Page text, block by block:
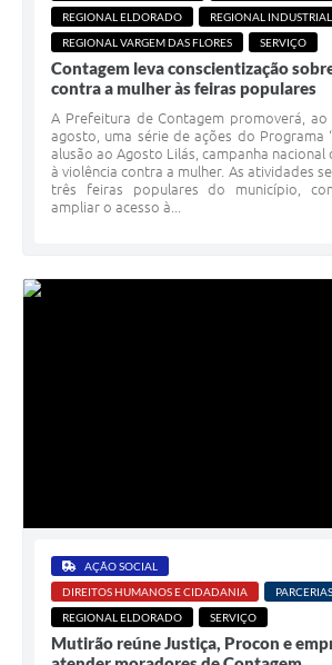
REGIONAL ELDORADO
REGIONAL INDUSTRIAL
REGIONAL VARGEM DAS FLORES
SERVIÇO
Contagem leva conscientização
contra a mulher às feiras populares
A Prefeitura de Contagem promoverá,
agosto, uma série de ações do Programa
alusão ao Agosto Lilás, campanha
à violência contra a mulher. As atividades
três feiras populares do município,
ampliar o acesso à...
AÇÃO SOCIAL
DIREITOS HUMANOS E CIDADANIA
PARCERIAS
REGIONAL ELDORADO
SERVIÇO
Mutirão reúne Justiça, Procon e